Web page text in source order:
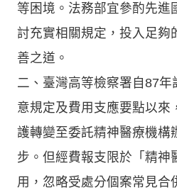
等困境。法務部宜參酌先進
討充實相關規定，投入足夠
善之道。
二、臺灣高等檢察署自87
意規定及費用支應要點以來
護轉變至委託精神醫療機構
步。但經費報支限於「精神
用，忽略受處分個案常見合